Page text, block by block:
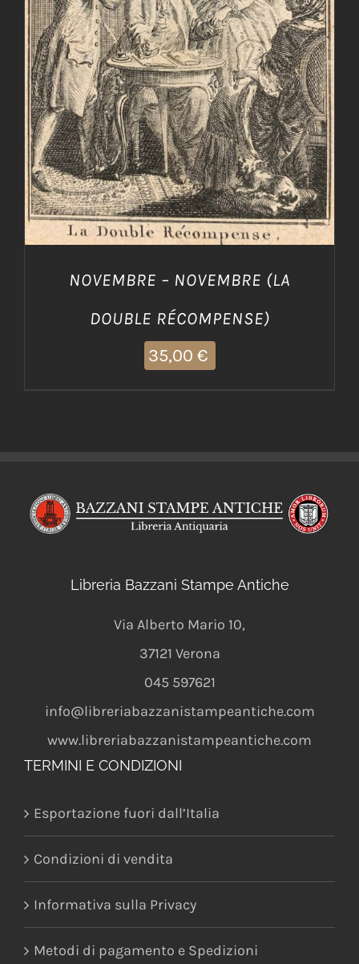
NOVEMBRE – NOVEMBRE (LA
DOUBLE RÉCOMPENSE)
35,00 €
Libreria Bazzani Stampe Antiche
Via Alberto Mario 10,
37121 Verona
045 597621
info@libreriabazzanistampeantiche.com
www.libreriabazzanistampeantiche.com
TERMINI E CONDIZIONI
Esportazione fuori dall’Italia
Condizioni di vendita
Informativa sulla Privacy
Metodi di pagamento e Spedizioni